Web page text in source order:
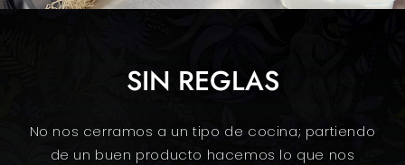
SIN REGLAS
No nos cerramos a un tipo de cocina; partiendo
de un buen producto hacemos lo que nos